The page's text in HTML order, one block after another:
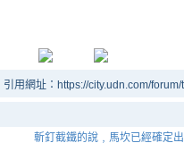
引用網址：https://city.udn.com/
斬釘截鐵的說﹐馬坎已經確定